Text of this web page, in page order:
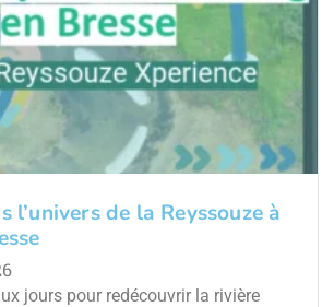
l’univers de la Reyssouze à
jours pour redécouvrir la rivière